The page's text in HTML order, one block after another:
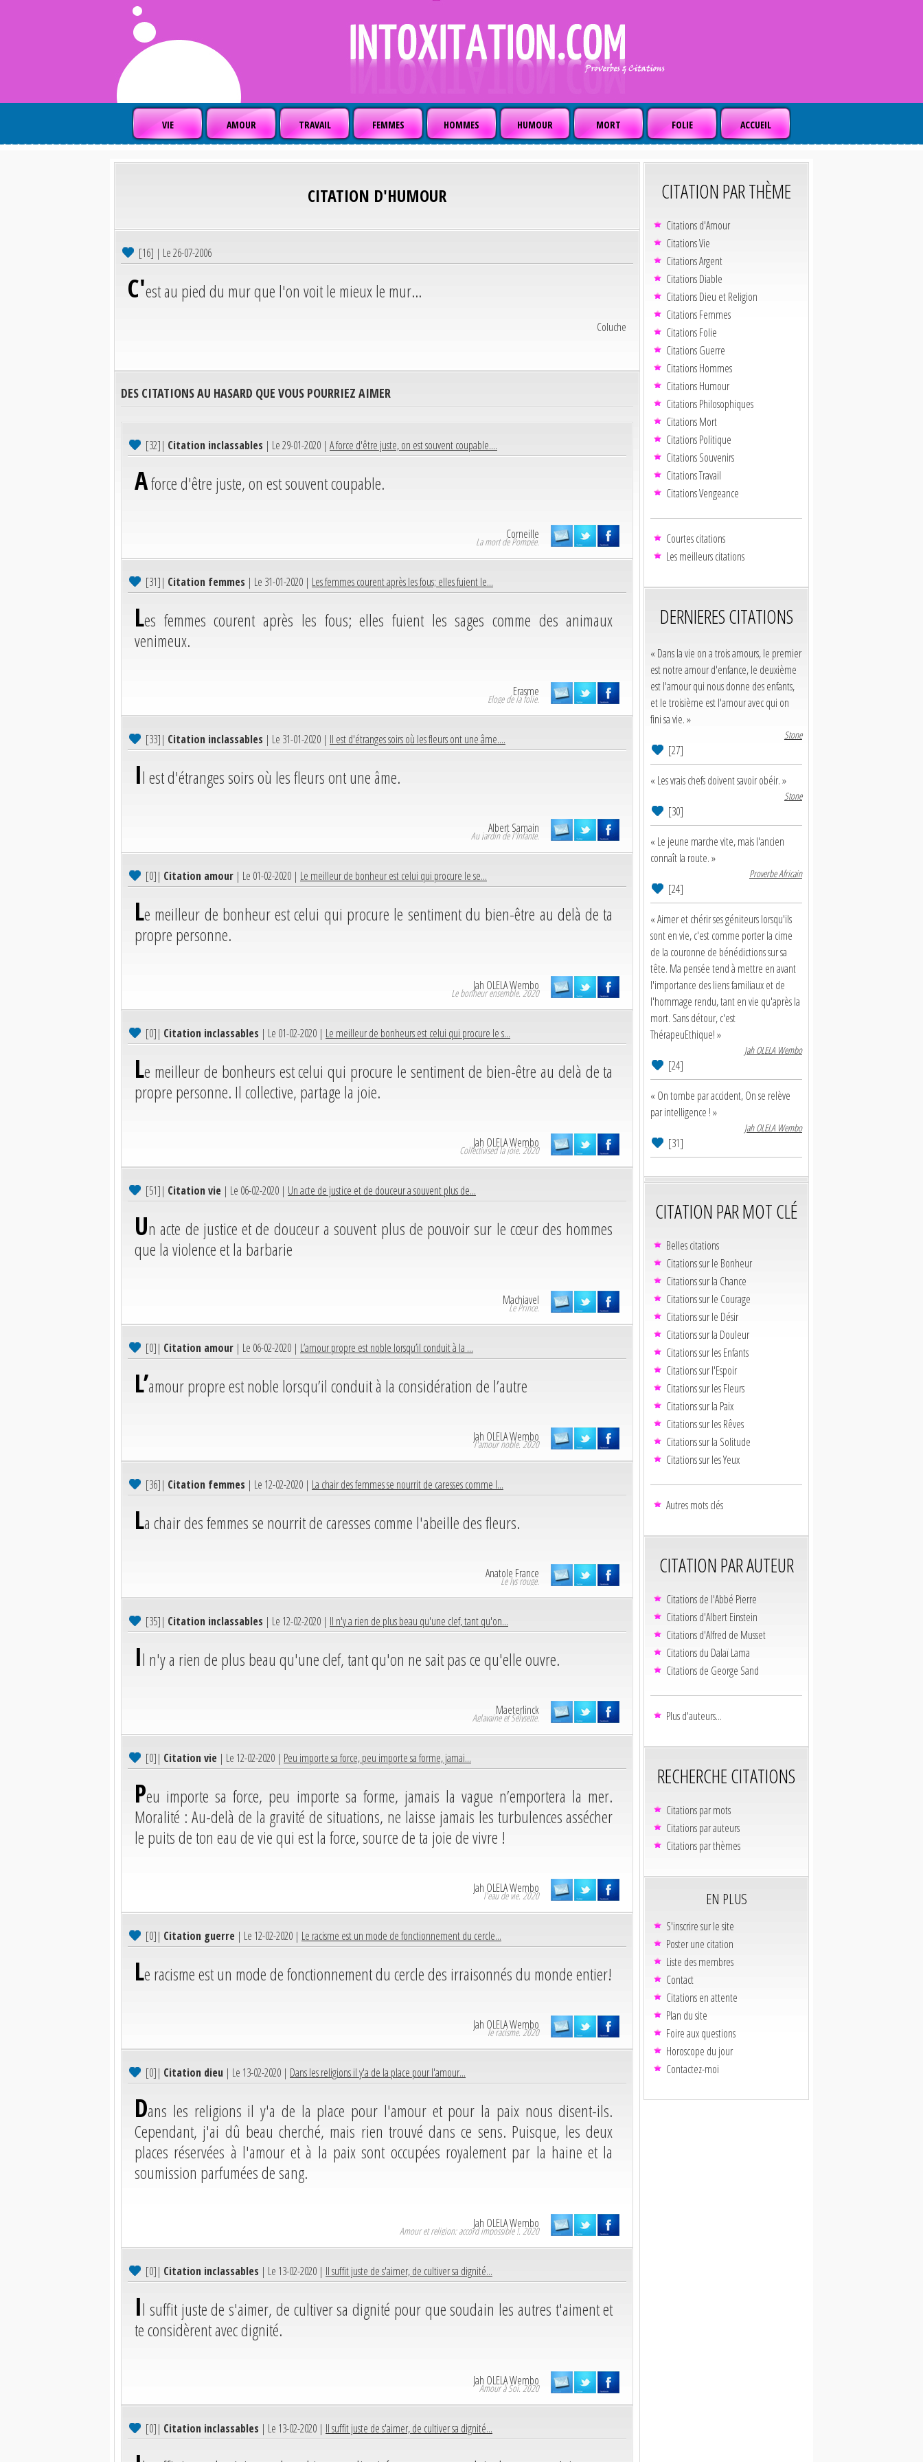
VIE AMOUR TRAVAIL FEMMES HOMMES HUMOUR MORT FOLIE ACCUEIL
CITATION D'HUMOUR
[16] | Le 26-07-2006
C'est au pied du mur que l'on voit le mieux le mur...
Coluche
DES CITATIONS AU HASARD QUE VOUS POURRIEZ AIMER
[32]| Citation inclassables | Le 29-01-2020 | A force d'être juste, on est souvent coupable....
Aforce d'être juste, on est souvent coupable.
Corneille
La mort de Pompée.
[31]| Citation femmes | Le 31-01-2020 | Les femmes courent après les fous; elles fuient le...
Les femmes courent après les fous; elles fuient les sages comme des animaux
venimeux.
Erasme
Eloge de la folie.
[33]| Citation inclassables | Le 31-01-2020 | Il est d'étranges soirs où les fleurs ont une âme....
Il est d'étranges soirs où les fleurs ont une âme.
Albert Samain
Au jardin de l'Infante.
[0]| Citation amour | Le 01-02-2020 | Le meilleur de bonheur est celui qui procure le se...
Le meilleur de bonheur est celui qui procure le sentiment du bien-être au delà de ta
propre personne.
Jah OLELA Wembo
Le bonheur ensemble. 2020
[0]| Citation inclassables | Le 01-02-2020 | Le meilleur de bonheurs est celui qui procure le s...
Le meilleur de bonheurs est celui qui procure le sentiment de bien-être au delà de ta
propre personne. Il collective, partage la joie.
Jah OLELA Wembo
Collectivised la joie. 2020
[51]| Citation vie | Le 06-02-2020 | Un acte de justice et de douceur a souvent plus de...
Un acte de justice et de douceur a souvent plus de pouvoir sur le cœur des hommes
que la violence et la barbarie
Machiavel
Le Prince.
[0]| Citation amour | Le 06-02-2020 | L’amour propre est noble lorsqu’il conduit à la ...
L’amour propre est noble lorsqu’il conduit à la considération de l’autre
Jah OLELA Wembo
l'amour noble. 2020
[36]| Citation femmes | Le 12-02-2020 | La chair des femmes se nourrit de caresses comme l...
La chair des femmes se nourrit de caresses comme l'abeille des fleurs.
Anatole France
Le lys rouge.
[35]| Citation inclassables | Le 12-02-2020 | Il n'y a rien de plus beau qu'une clef, tant qu'on...
Il n'y a rien de plus beau qu'une clef, tant qu'on ne sait pas ce qu'elle ouvre.
Maeterlinck
Aglavaine et Sélysette.
[0]| Citation vie | Le 12-02-2020 | Peu importe sa force, peu importe sa forme, jamai...
Peu importe sa force, peu importe sa forme, jamais la vague n’emportera la mer.
Moralité : Au-delà de la gravité de situations, ne laisse jamais les turbulences assécher
le puits de ton eau de vie qui est la force, source de ta joie de vivre !
Jah OLELA Wembo
l'eau de vie. 2020
[0]| Citation guerre | Le 12-02-2020 | Le racisme est un mode de fonctionnement du cercle...
Le racisme est un mode de fonctionnement du cercle des irraisonnés du monde entier!
Jah OLELA Wembo
le racisme. 2020
[0]| Citation dieu | Le 13-02-2020 | Dans les religions il y'a de la place pour l'amour...
Dans les religions il y'a de la place pour l'amour et pour la paix nous disent-ils.
Cependant, j'ai dû beau cherché, mais rien trouvé dans ce sens. Puisque, les deux
places réservées à l'amour et à la paix sont occupées royalement par la haine et la
soumission parfumées de sang.
Jah OLELA Wembo
Amour et religion: accord impossible !. 2020
[0]| Citation inclassables | Le 13-02-2020 | Il suffit juste de s'aimer, de cultiver sa dignité...
Il suffit juste de s'aimer, de cultiver sa dignité pour que soudain les autres t'aiment et
te considèrent avec dignité.
Jah OLELA Wembo
Amour à Soi. 2020
[0]| Citation inclassables | Le 13-02-2020 | Il suffit juste de s'aimer, de cultiver sa dignité...
CITATION PAR THÈME
Citations d'Amour
Citations Vie
Citations Argent
Citations Diable
Citations Dieu et Religion
Citations Femmes
Citations Folie
Citations Guerre
Citations Hommes
Citations Humour
Citations Philosophiques
Citations Mort
Citations Politique
Citations Souvenirs
Citations Travail
Citations Vengeance
Courtes citations
Les meilleurs citations
DERNIERES CITATIONS
« Dans la vie on a trois amours, le premier
est notre amour d'enfance, le deuxième
est l'amour qui nous donne des enfants,
et le troisième est l'amour avec qui on
fini sa vie. »
Stone
[27]
« Les vrais chefs doivent savoir obéir. »
Stone
[30]
« Le jeune marche vite, mais l'ancien
connaît la route. »
Proverbe Africain
[24]
« Aimer et chérir ses géniteurs lorsqu'ils
sont en vie, c'est comme porter la cime
de la couronne de bénédictions sur sa
tête. Ma pensée tend à mettre en avant
l'importance des liens familiaux et de
l'hommage rendu, tant en vie qu'après la
mort. Sans détour, c'est
ThérapeuEthique! »
Jah OLELA Wembo
[24]
« On tombe par accident, On se relève
par intelligence ! »
Jah OLELA Wembo
[31]
CITATION PAR MOT CLÉ
Belles citations
Citations sur le Bonheur
Citations sur la Chance
Citations sur le Courage
Citations sur le Désir
Citations sur la Douleur
Citations sur les Enfants
Citations sur l'Espoir
Citations sur les Fleurs
Citations sur la Paix
Citations sur les Rêves
Citations sur la Solitude
Citations sur les Yeux
Autres mots clés
CITATION PAR AUTEUR
Citations de l'Abbé Pierre
Citations d'Albert Einstein
Citations d'Alfred de Musset
Citations du Dalaï Lama
Citations de George Sand
Plus d'auteurs...
RECHERCHE CITATIONS
Citations par mots
Citations par auteurs
Citations par thèmes
EN PLUS
S'inscrire sur le site
Poster une citation
Liste des membres
Contact
Citations en attente
Plan du site
Foire aux questions
Horoscope du jour
Contactez-moi